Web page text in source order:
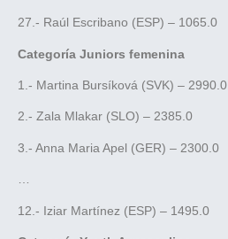
27.- Raúl Escribano (ESP) – 1065.0
Categoría Juniors femenina
1.- Martina Bursíková (SVK) – 2990.0
2.- Zala Mlakar (SLO) – 2385.0
3.- Anna Maria Apel (GER) – 2300.0
12.- Iziar Martínez (ESP) – 1495.0